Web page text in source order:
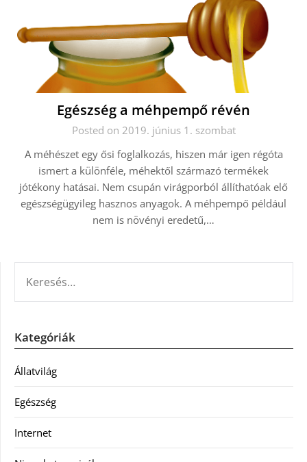
Egészség a méhpempő révén
Posted on 2019. június 1. szombat
A méhészet egy ősi foglalkozás, hiszen már igen régóta
ismert a különféle, méhektől származó termékek
jótékony hatásai. Nem csupán virágporból állíthatóak elő
egészségügyileg hasznos anyagok. A méhpempő például
nem is növényi eredetű,…
Kategóriák
Állatvilág
Egészség
Internet